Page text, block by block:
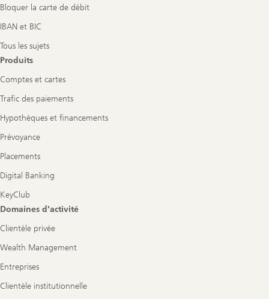
Bloquer la carte de débit
IBAN et BIC
Tous les sujets
Produits
Comptes et cartes
Trafic des paiements
Hypothèques et financements
Prévoyance
Placements
Digital Banking
KeyClub
Domaines d'activité
Clientèle privée
Wealth Management
Entreprises
Clientèle institutionnelle